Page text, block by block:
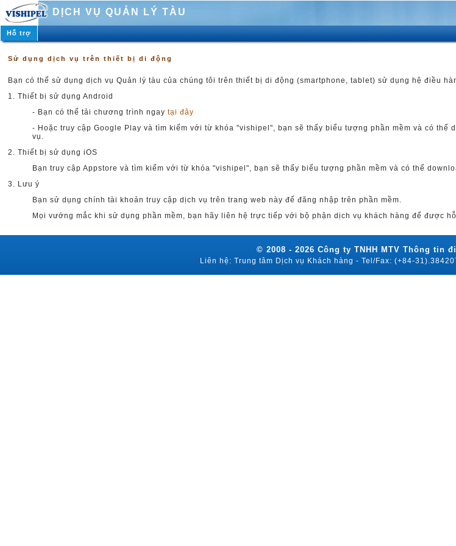
DỊCH VỤ QUẢN LÝ TÀU
Hỗ trợ
Sử dụng dịch vụ trên thiết bị di động
Bạn có thể sử dụng dịch vụ Quản lý tàu của chúng tôi trên thiết bị di động (smartphone, tablet) sử dụng hệ điều
1. Thiết bị sử dụng Android
- Bạn có thể tải chương trình ngay tại đây
- Hoặc truy cập Google Play và tìm kiếm với từ khóa "vishipel", bạn sẽ thấy biểu tượng phần mềm và có thể
vụ.
2. Thiết bị sử dụng iOS
Bạn truy cập Appstore và tìm kiếm với từ khóa "vishipel", bạn sẽ thấy biểu tượng phần mềm và có thể
3. Lưu ý
Bạn sử dụng chính tài khoản truy cập dịch vụ trên trang web này để đăng nhập trên phần mềm.
Mọi vướng mắc khi sử dụng phần mềm, bạn hãy liên hệ trực tiếp với bộ phận dịch vụ khách hàng để được
© 2008 - 2026 Công ty TNHH MTV Thông tin
Liên hệ: Trung tâm Dịch vụ Khách hàng - Tel/Fax: (+84-